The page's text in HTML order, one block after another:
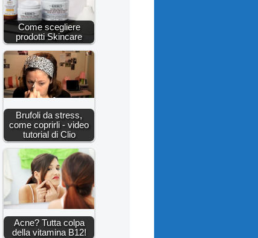
Come scegliere
prodotti Skincare
Brufoli da stress,
come coprirli - video
tutorial di Clio
Acne? Tutta colpa
della vitamina B12!